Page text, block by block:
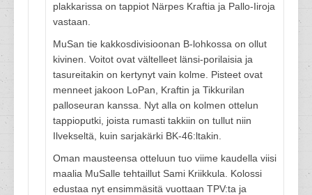
plakkarissa on tappiot Närpes Kraftia ja Pallo-Iiroja
vastaan.
MuSan tie kakkosdivisioonan B-lohkossa on ollut
kivinen. Voitot ovat vältelleet länsi-porilaisia ja
tasureitakin on kertynyt vain kolme. Pisteet ovat
menneet jakoon LoPan, Kraftin ja Tikkurilan
palloseuran kanssa. Nyt alla on kolmen ottelun
tappioputki, joista rumasti takkiin on tullut niin
Ilvekseltä, kuin sarjakärki BK-46:ltakin.
Oman mausteensa otteluun tuo viime kaudella viisi
maalia MuSalle tehtaillut Sami Kriikkula. Kolossi
edustaa nyt ensimmäsitä vuottaan TPV:ta ja